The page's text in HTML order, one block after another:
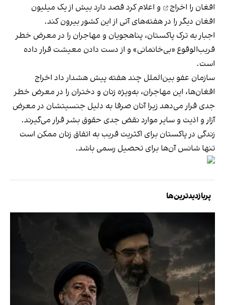
افغان را اخراج
و اعلام کرد قصد دارد بیش از یک میلیون
افغان دیگر را در هفته‌های آتی از این کشور بیرون کند.
اجبار به ترک پاکستان، پناهجویان و مهاجران را در معرض خطر
قریب‌الوقوع «بی‌خانمانی» و از دست دادن معیشت قرار داده
است.
سازمان عفو بین‌الملل چند هفته پیش هشدار داد اخراج
افغان‌ها، این مهاجران، به‌ویژه زنان و دختران را در معرض خطر
جدی قرار می‌دهد زیرا آنان صرفا به دلیل جنسیتشان در معرض
آزار و اذیت و سایر موارد نقض جدی حقوق بشر قرار می‌گیرند.
زندگی در پاکستان برای اکثریت قریب به اتفاق زنان ممکن است
تنها شانس آن‌ها برای تحصیل رسمی باشد.
پربازدیدترین‌ها